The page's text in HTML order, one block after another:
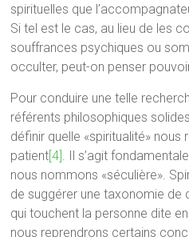
spirituelles que
Si tel est le cas, au lieu de les
souffrances psychiques ou
occulter, peut-on penser
Pour conduire une telle
référents philosophiques
définir quelle «spiritualité» nous
patient[4]. Il s’agit
nous nommons «séculière».
de suggérer une taxonomie de
qui touchent la personne dite
nous reprendrons certains